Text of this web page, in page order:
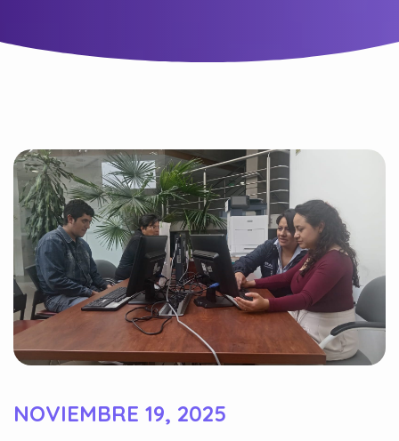
NOVIEMBRE 19, 2025